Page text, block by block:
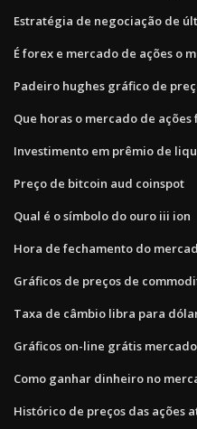
Estratégia de negociação de
É forex e mercado de ações o
Padeiro hughes gráfico de
Que horas o mercado de
Investimento em prêmio de
Preço de bitcoin aud coinspot
Qual é o símbolo do ouro iii ion
Hora de fechamento do
Gráficos de preços de
Taxa de câmbio libra para
Gráficos on-line grátis
Como ganhar dinheiro no
Histórico de preços das ações